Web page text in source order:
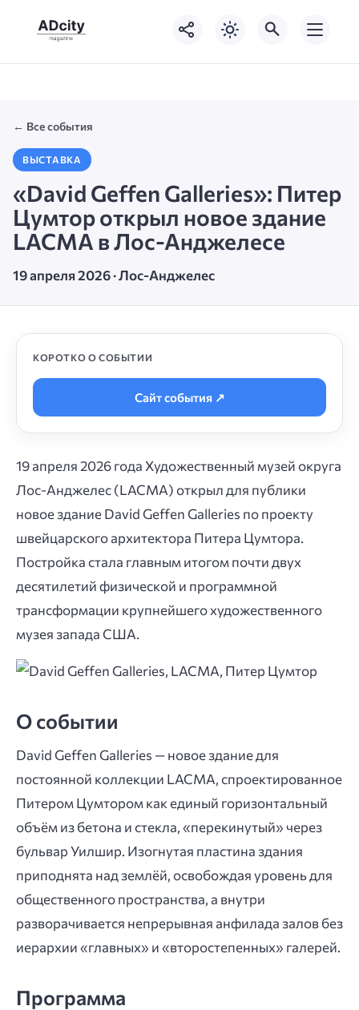
← Все события
ВЫСТАВКА
«David Geffen Galleries»: Питер
Цумтор открыл новое здание
LACMA в Лос-Анджелесе
19 апреля 2026 · Лос-Анджелес
19 апреля 2026 года Художественный музей округа
Лос-Анджелес (LACMA) открыл для публики
новое здание David Geffen Galleries по проекту
швейцарского архитектора Питера Цумтора.
Постройка стала главным итогом почти двух
десятилетий физической и программной
трансформации крупнейшего художественного
музея запада США.
О событии
David Geffen Galleries — новое здание для
постоянной коллекции LACMA, спроектированное
Питером Цумтором как единый горизонтальный
объём из бетона и стекла, «перекинутый» через
бульвар Уилшир. Изогнутая пластина здания
приподнята над землёй, освобождая уровень для
общественного пространства, а внутри
разворачивается непрерывная анфилада залов без
иерархии «главных» и «второстепенных» галерей.
Программа
КОРОТКО О СОБЫТИИ
Сайт события ↗